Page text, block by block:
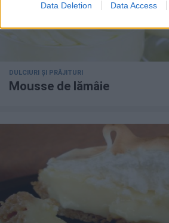
Data Deletion Data Access
DULCIURI ȘI PRĂJITURI
Mousse de lămâie